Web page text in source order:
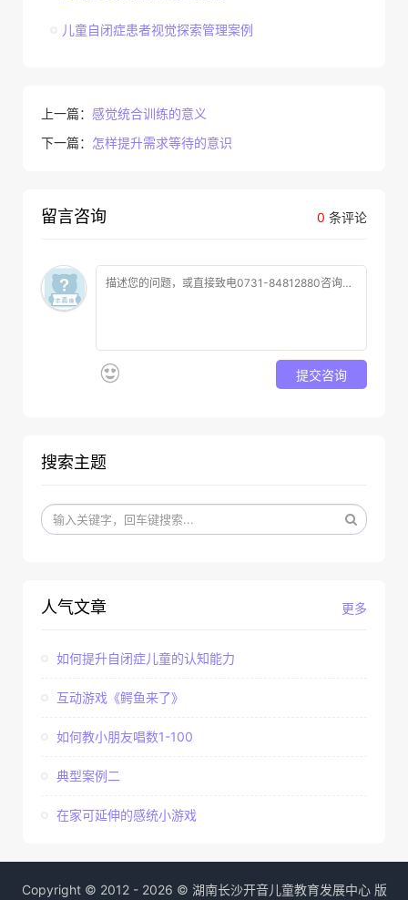
儿童自闭症患者视觉探索管理案例
上一篇： 感觉统合训练的意义
下一篇： 怎样提升需求等待的意识
0 条评论
留言咨询
提交咨询
搜索主题
更多
人气文章
如何提升自闭症儿童的认知能力
互动游戏《鳄鱼来了》
如何教小朋友唱数1-100
典型案例二
在家可延伸的感统小游戏
Copyright © 2012 - 2026 © 湖南长沙开音儿童教育发展中心 版